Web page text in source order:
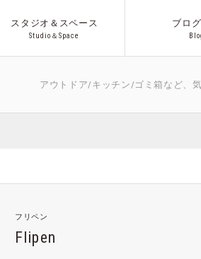
スタジオ＆スペース
Studio ＆Space
ブロ
B o
アウトドア/キッチン/ゴミ箱など、気になるキ
Co.プロダクト オリジナ
フリペン
Flipen